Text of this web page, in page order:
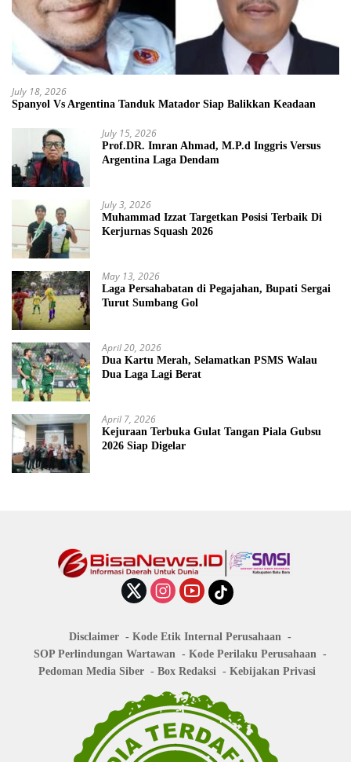
July 18, 2026
Spanyol Vs Argentina Tanduk Matador Siap Balikkan Keadaan
July 15, 2026
Prof.DR. Imran Ahmad, M.P.d Inggris Versus
Argentina Laga Dendam
July 3, 2026
Muhammad Izzat Targetkan Posisi Terbaik Di
Kerjurnas Squash 2026
May 13, 2026
Laga Persahabatan di Pegajahan, Bupati Sergai
Turut Sumbang Gol
April 20, 2026
Dua Kartu Merah, Selamatkan PSMS Walau
Dua Laga Lagi Berat
April 7, 2026
Kejuraan Terbuka Gulat Tangan Piala Gubsu
2026 Siap Digelar
Disclaimer
Kode Etik Internal Perusahaan
SOP Perlindungan Wartawan
Kode Perilaku Perusahaan
Pedoman Media Siber
Box Redaksi Kebijakan Privasi